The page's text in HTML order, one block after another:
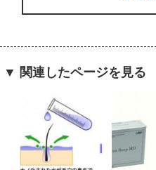
▼ 関連したページを見る